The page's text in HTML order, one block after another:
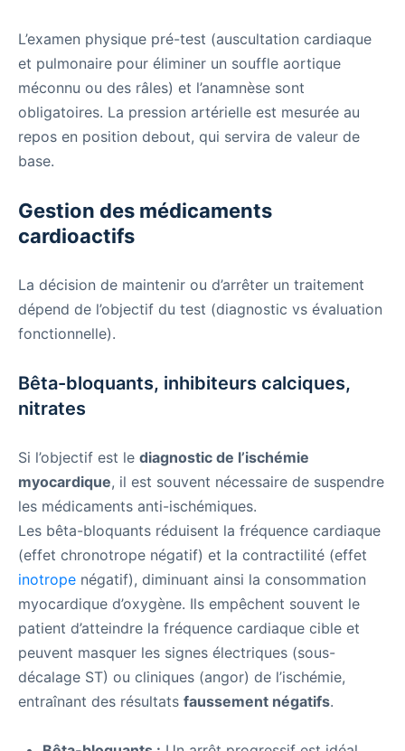
L’examen physique pré-test (auscultation cardiaque
et pulmonaire pour éliminer un souffle aortique
méconnu ou des râles) et l’anamnèse sont
obligatoires. La pression artérielle est mesurée au
repos en position debout, qui servira de valeur de
base.
Gestion des médicaments
cardioactifs
La décision de maintenir ou d’arrêter un traitement
dépend de l’objectif du test (diagnostic vs évaluation
fonctionnelle).
Bêta-bloquants, inhibiteurs calciques,
nitrates
Si l’objectif est le diagnostic de l’ischémie
myocardique, il est souvent nécessaire de suspendre
les médicaments anti-ischémiques.
Les bêta-bloquants réduisent la fréquence cardiaque
(effet chronotrope négatif) et la contractilité (effet
inotrope négatif), diminuant ainsi la consommation
myocardique d’oxygène. Ils empêchent souvent le
patient d’atteindre la fréquence cardiaque cible et
peuvent masquer les signes électriques (sous-
décalage ST) ou cliniques (angor) de l’ischémie,
entraînant des résultats faussement négatifs.